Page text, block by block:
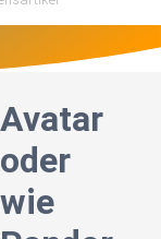
Avatar
oder
wie